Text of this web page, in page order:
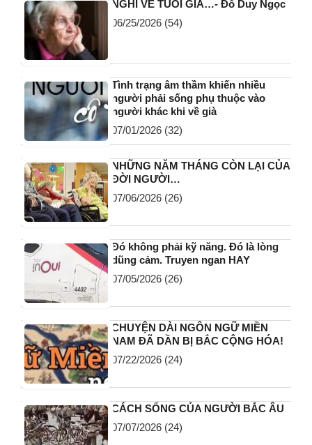
NGHĨ VỀ TUỔI GIÀ…- Đỗ Duy Ngọc
06/25/2026 (54)
Tình trạng âm thầm khiến nhiều
người phải sống phụ thuộc vào
người khác khi về già
07/01/2026 (32)
NHỮNG NĂM THÁNG CÒN LẠI CỦA
ĐỜI NGƯỜI…
07/06/2026 (26)
Đó không phải kỹ năng. Đó là lòng
dũng cảm. Truyen ngan HAY
07/05/2026 (26)
CHUYỆN DÀI NGÔN NGỮ MIỀN
NAM ĐÃ DẦN BỊ BẮC CỘNG HÓA!
07/22/2026 (24)
CÁCH SỐNG CỦA NGƯỜI BẮC ÂU
07/07/2026 (24)